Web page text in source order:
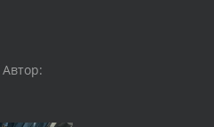
Автор: